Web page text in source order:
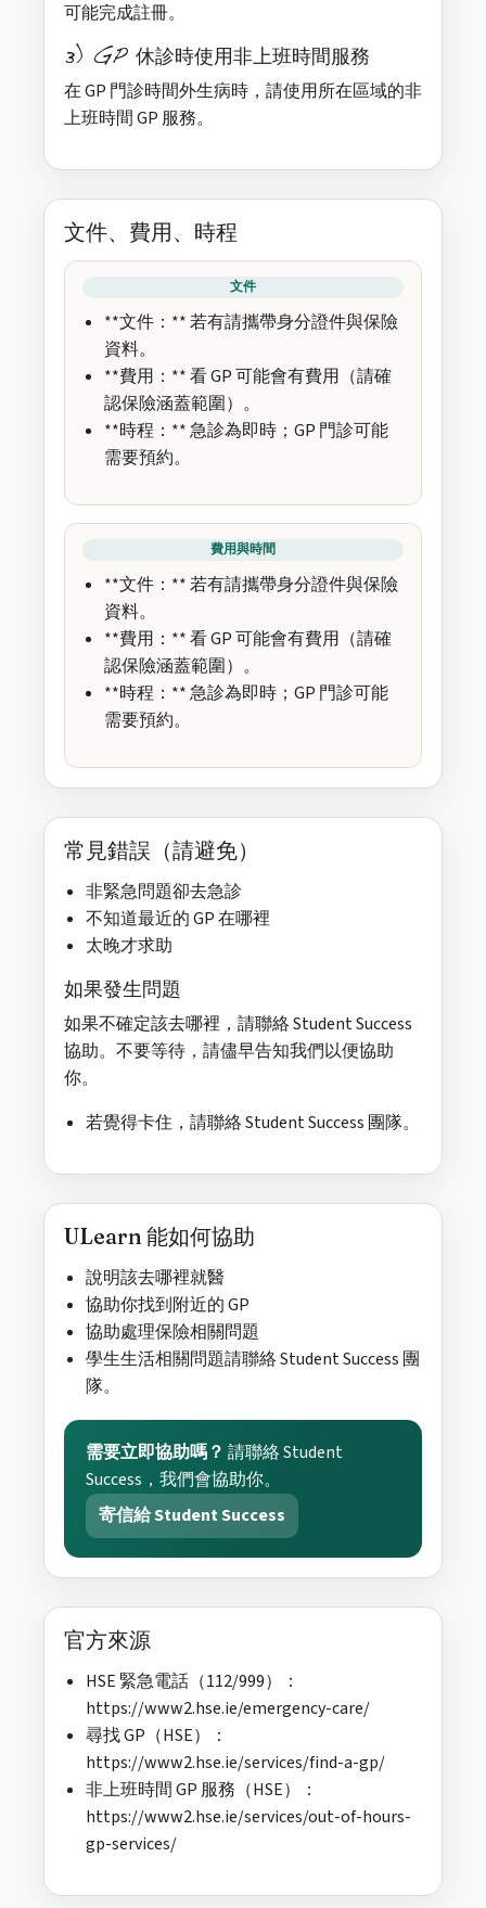
可能完成註冊。
3) GP 休診時使用非上班時間服務
在 GP 門診時間外生病時，請使用所在區域的非
上班時間 GP 服務。
文件、費用、時程
文件
**文件：** 若有請攜帶身分證件與保險
資料。
**費用：** 看 GP 可能會有費用（請確
認保險涵蓋範圍）。
**時程：** 急診為即時；GP 門診可能
需要預約。
費用與時間
**文件：** 若有請攜帶身分證件與保險
資料。
**費用：** 看 GP 可能會有費用（請確
認保險涵蓋範圍）。
**時程：** 急診為即時；GP 門診可能
需要預約。
常見錯誤（請避免）
非緊急問題卻去急診
不知道最近的 GP 在哪裡
太晚才求助
如果發生問題
如果不確定該去哪裡，請聯絡 Student Success
協助。不要等待，請儘早告知我們以便協助
你。
若覺得卡住，請聯絡 Student Success 團隊。
ULearn 能如何協助
說明該去哪裡就醫
協助你找到附近的 GP
協助處理保險相關問題
學生生活相關問題請聯絡 Student Success 團
隊。
需要立即協助嗎？ 請聯絡 Student
Success，我們會協助你。
寄信給 Student Success
官方來源
HSE 緊急電話（112/999）：
https://www2.hse.ie/emergency-care/
尋找 GP（HSE）：
https://www2.hse.ie/services/find-a-gp/
非上班時間 GP 服務（HSE）：
https://www2.hse.ie/services/out-of-hours-
gp-services/